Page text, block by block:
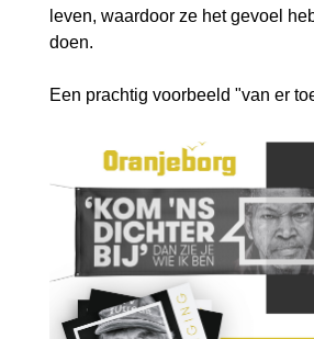
leven, waardoor ze het gevoel
doen.
Een prachtig voorbeeld "van er